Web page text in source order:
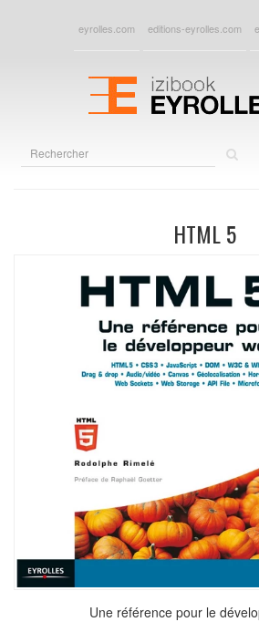
eyrolles.com editions-eyrolles.com
HTML 5
Une référence pour le